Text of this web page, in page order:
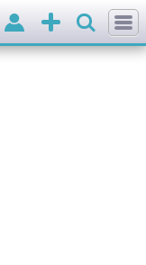
Додати
оголошення
Вхід